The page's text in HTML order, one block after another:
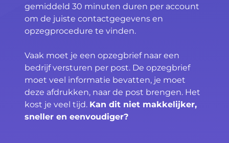
gemiddeld 30 minuten duren per account
om de juiste contactgegevens en
opzegprocedure te vinden.
Vaak moet je een opzegbrief naar een
bedrijf versturen per post. De opzegbrief
moet veel informatie bevatten, je moet
deze afdrukken, naar de post brengen. Het
kost je veel tijd. Kan dit niet makkelijker,
sneller en eenvoudiger?